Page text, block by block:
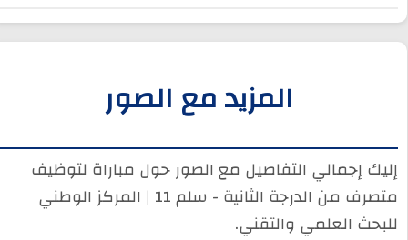
المزيد مع الصور
إليك إجمالي التفاصيل مع الصور حول مباراة لتوظيف
متصرف من الدرجة الثانية - سلم 11 | المركز الوطني
للبحث العلمي والتقني.